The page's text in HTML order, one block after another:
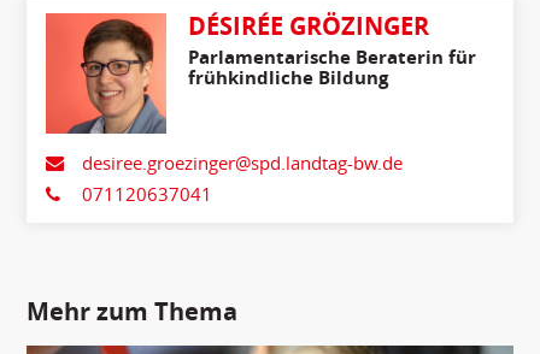
DÉSIRÉE GRÖZINGER
Parlamentarische Beraterin für
frühkindliche Bildung
desiree.groezinger@spd.landtag-bw.de
071120637041
Mehr zum Thema